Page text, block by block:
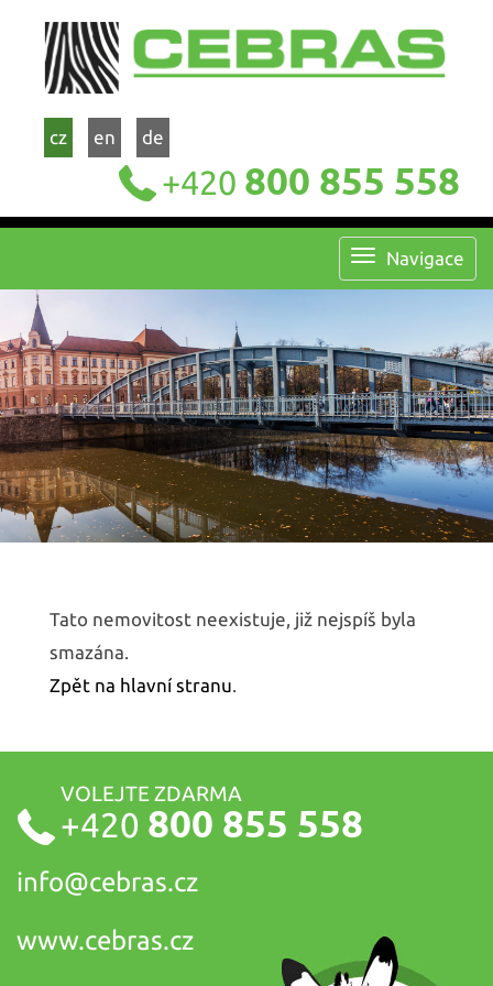
cz en de
+420 800 855 558
Navigace
Tato nemovitost neexistuje, již nejspíš byla
smazána.
Zpět na hlavní stranu.
VOLEJTE ZDARMA
+420 800 855 558
info@cebras.cz
www.cebras.cz